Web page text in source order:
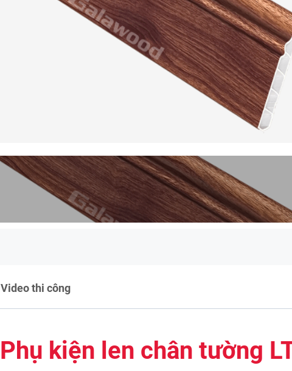
Video thi công
Phụ kiện len chân tường